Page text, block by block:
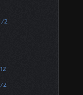
2
12
2